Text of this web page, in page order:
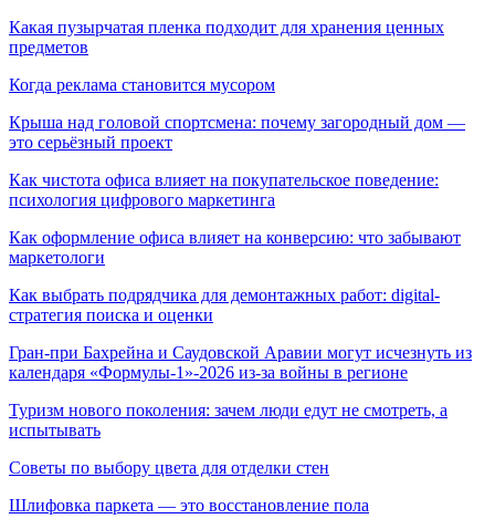
Какая пузырчатая пленка подходит для хранения ценных
предметов
Когда реклама становится мусором
Крыша над головой спортсмена: почему загородный дом —
это серьёзный проект
Как чистота офиса влияет на покупательское поведение:
психология цифрового маркетинга
Как оформление офиса влияет на конверсию: что забывают
маркетологи
Как выбрать подрядчика для демонтажных работ: digital-
стратегия поиска и оценки
Гран-при Бахрейна и Саудовской Аравии могут исчезнуть из
календаря «Формулы-1»-2026 из-за войны в регионе
Туризм нового поколения: зачем люди едут не смотреть, а
испытывать
Советы по выбору цвета для отделки стен
Шлифовка паркета — это восстановление пола